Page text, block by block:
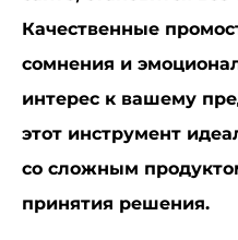
Качественные
сомнения и
интерес к вашему
этот инструмент
со сложным
принятия решения.